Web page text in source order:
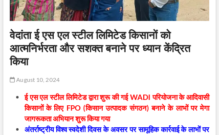
वेदांता ई एस एल स्टील लिमिटेड किसानों को
आत्मनिर्भरता और सशक्त बनाने पर ध्यान केंद्रित
किया
August 10, 2024
ई एस एल स्टील लिमिटेड द्वारा शुरू की गई WADI परियोजना के आदिवासी
किसानों के लिए FPO (किसान उत्पादक संगठन) बनाने के लाभों पर मेगा
जागरूकता अभियान शुरू किया गया
अंतर्राष्ट्रीय विश्व स्वदेशी दिवस के अवसर पर सामूहिक कार्रवाई के लाभों पर